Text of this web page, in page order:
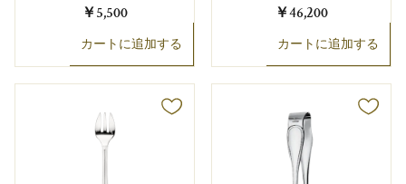
￥5,500
カートに追加する
￥46,200
カートに追加する